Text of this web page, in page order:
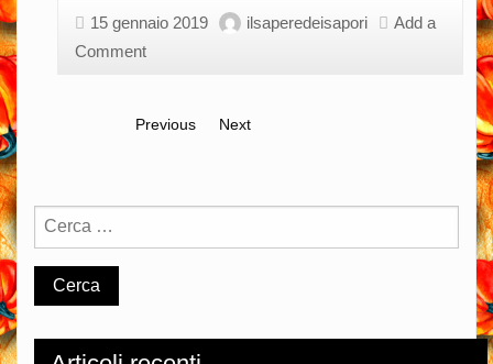
versanti
del
sono
15 gennaio 2019 ilsaperedeisapori
Add a
Comment
Previous Next